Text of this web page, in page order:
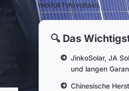
per
le
moduli fotovoltaici.
🔍 Das
JinkoSolar, JA
und langen
Chinesische